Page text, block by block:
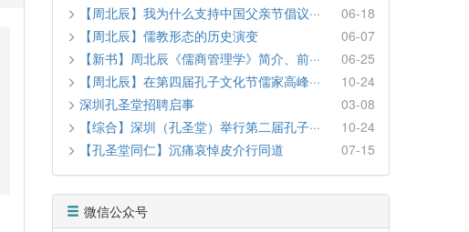
【周北辰】我为什么支持中国父亲节倡议···
06-18
【周北辰】儒教形态的历史演变
06-07
【新书】周北辰《儒商管理学》简介、前···
06-25
【周北辰】在第四届孔子文化节儒家高峰···
10-24
深圳孔圣堂招聘启事
03-08
【综合】深圳（孔圣堂）举行第二届孔子···
10-24
【孔圣堂同仁】沉痛哀悼皮介行同道
07-15
微信公众号